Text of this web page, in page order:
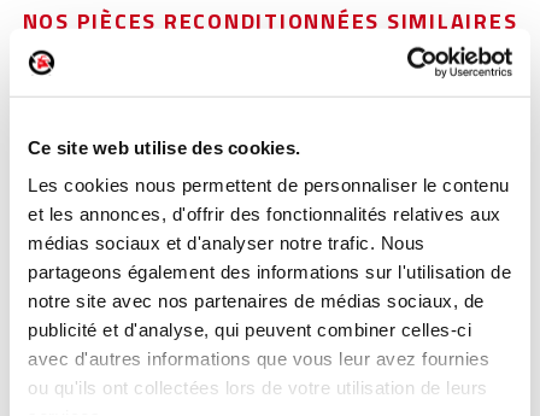
Ce site web utilise des cookies.
Les cookies nous permettent de personnaliser le contenu
et les annonces, d'offrir des fonctionnalités relatives aux
médias sociaux et d'analyser notre trafic. Nous
partageons également des informations sur l'utilisation de
notre site avec nos partenaires de médias sociaux, de
publicité et d'analyse, qui peuvent combiner celles-ci
avec d'autres informations que vous leur avez fournies
ou qu'ils ont collectées lors de votre utilisation de leurs
NOS PIÈCES RECONDITIONNÉES SIMILAIRES
Poignée intérieure porte arrière gauche
Réf. :239238
Modèle d'origine : VOLKSWAGEN GOLF 5 2003 -
200810
Modèle de provenance
Caractéristiques techniques
En stock 19,00 € TTC